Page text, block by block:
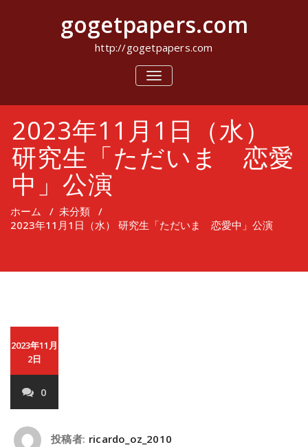
キ
gogetpapers.com
http://gogetpapers.com
ナ
ビ
シ
ン
を
切
2023年11月1日（水）
研究生「ただいま 恋愛
中」公演
ホーム / 未分類 /
2023年11月1日（水） 研究生「ただいま 恋愛中」公演
2023年11月
2日
0
投稿者: ricardo_oz_2010